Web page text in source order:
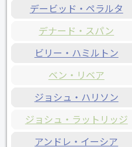
デービッド・ペラルタ
デナード・スパン
ビリー・ハミルトン
ベン・リベア
ジョシュ・ハリソン
ジョシュ・ラットリッジ
アンドレ・イーシア